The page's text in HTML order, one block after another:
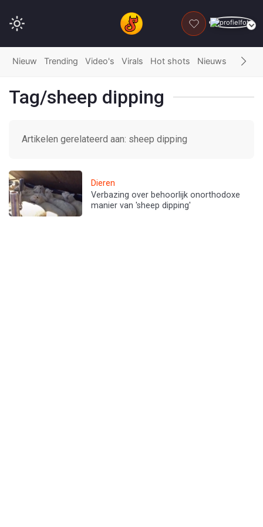
DONEER
Nieuw Trending Video's Virals Hot shots Nieuws Fails
Tag/sheep dipping
Artikelen gerelateerd aan: sheep dipping
Dieren
Verbazing over behoorlijk onorthodoxe
manier van 'sheep dipping'